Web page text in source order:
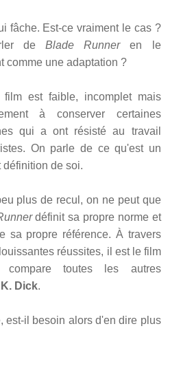
fâche. Est-ce vraiment le cas ?
deBlade Runneren le
comme une adaptation ?
est faible, incomplet mais
à conserver certaines
qui a ont résisté au travail
On parle de ce qu'est un
définition de soi.
plus de recul, on ne peut que
définit sa propre norme et
sa propre référence. À travers
réussites, il est le film
toutes les autres
Dick.
est-il besoin alors d'en dire plus